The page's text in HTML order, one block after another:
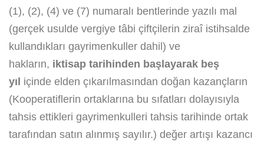
(1), (2), (4) ve (7) numaralı bentlerinde yazılı mal
(gerçek usulde vergiye tâbi çiftçilerin ziraî istihsalde
kullandıkları gayrimenkuller dahil) ve
hakların, iktisap tarihinden başlayarak beş
yıl içinde elden çıkarılmasından doğan kazançların
(Kooperatiflerin ortaklarına bu sıfatları dolayısıyla
tahsis ettikleri gayrimenkulleri tahsis tarihinde ortak
tarafından satın alınmış sayılır.) değer artışı kazancı